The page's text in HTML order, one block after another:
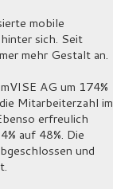
mobile
sich. Seit
mehr Gestalt an.
AG um 174%
Mitarbeiterzahl im
erfreulich
auf 48%. Die
und